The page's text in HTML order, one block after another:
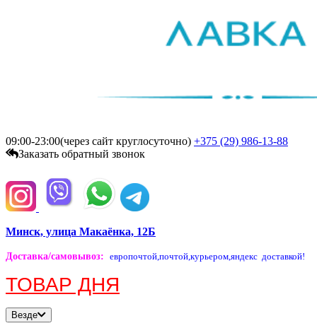
09:00-23:00(через сайт круглосуточно) +375 (29) 986-13-88
Заказать обратный звонок
Минск, улица Макаёнка, 12Б
Доставка/самовывоз: европочтой,почтой,курьером,яндекс доставкой!
ТОВАР ДНЯ
Везде